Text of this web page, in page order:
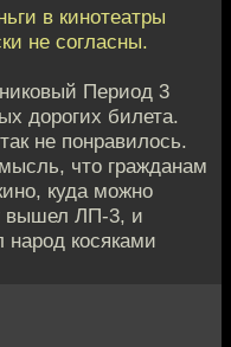
в кинотеатры
не согласны.
Период 3
дорогих билета.
не понравилось.
что гражданам
куда можно
вышел ЛП-3, и
народ косяками